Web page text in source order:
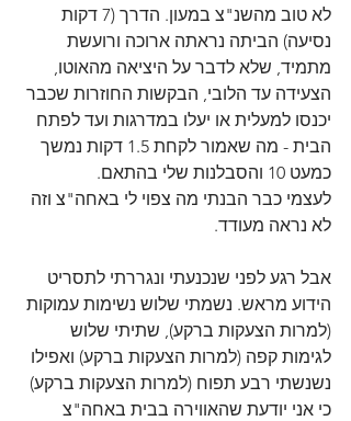
לא טוב מהשנ"צ במעון. הדרך (7 דקות
נסיעה) הביתה נראתה ארוכה ורועשת
מתמיד, שלא לדבר על היציאה מהאוטו,
הצעידה עד הלובי, הבקשות החוזרות שכבר
יכנסו למעלית או יעלו במדרגות ועד לפתח
הבית - מה שאמור לקחת 1.5 דקות נמשך
כמעט 10 והסבלנות שלי בהתאם.
לעצמי כבר הבנתי מה צפוי לי באחה"צ וזה
לא נראה מעודד.
אבל רגע לפני שנכנעתי ונגררתי לתסריט
הידוע מראש. נשמתי שלוש נשימות עמוקות
(למרות הצעקות ברקע), שתיתי שלוש
לגימות קפה (למרות הצעקות ברקע) ואפילו
נשנשתי רבע תפוח (למרות הצעקות ברקע)
כי אני יודעת שהאווירה בבית באחה"צ